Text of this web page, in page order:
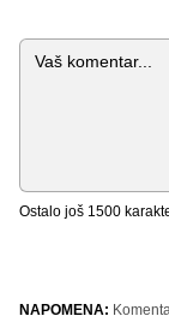
Komentar
Ostalo još 1500
NAPOMENA: